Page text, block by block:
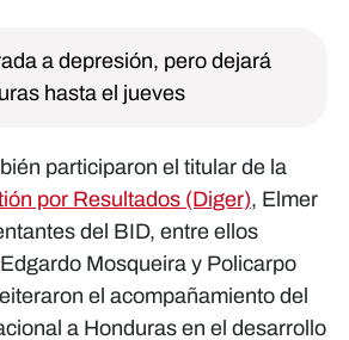
a depresión, pero dejará
hasta el jueves
participaron el titular de la
por Resultados (Diger), Elmer
del BID, entre ellos
Mosqueira y Policarpo
el acompañamiento del
a Honduras en el desarrollo